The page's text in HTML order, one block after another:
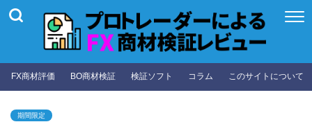
FX商材評価 BO商材検証 検証ソフト コラム このサイトについて
期間限定